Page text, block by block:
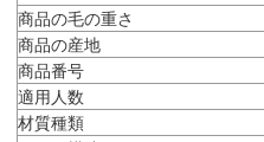
商品の毛の重さ
商品の産地
商品番号
適用人数
材質種類